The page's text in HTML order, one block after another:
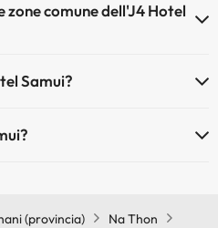
comune dell'J4 Hotel
Samui?
(provincia)
Na Thon